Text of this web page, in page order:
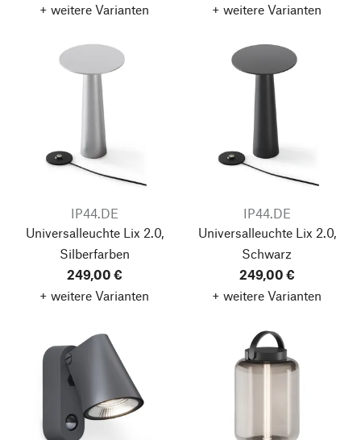
+ weitere Varianten
+ weitere Varianten
IP44.DE
Universalleuchte Lix 2.0,
Silberfarben
249,00 €
+ weitere Varianten
IP44.DE
Universalleuchte Lix 2.0,
Schwarz
249,00 €
+ weitere Varianten